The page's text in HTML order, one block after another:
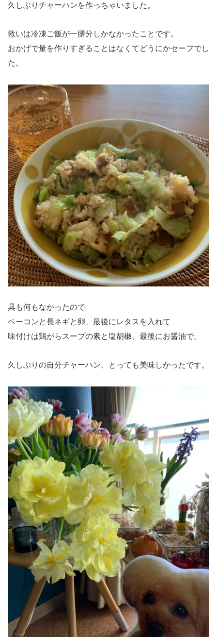
久しぶりチャーハンを作っちゃいました。
救いは冷凍ご飯が一膳分しかなかったことです。
おかげで量を作りすぎることはなくてどうにかセーフでし
た。
具も何もなかったので
ベーコンと長ネギと卵、最後にレタスを入れて
味付けは鶏がらスープの素と塩胡椒、最後にお醤油で。
久しぶりの自分チャーハン、とっても美味しかったです。